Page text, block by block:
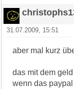
31.07.2009, 15:51
aber mal kurz
das mit dem
wenn das